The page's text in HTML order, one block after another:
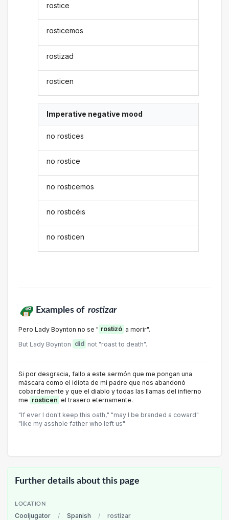
rostice
rosticemos
rostizad
rosticen
Imperative negative mood
no rostices
no rostice
no rosticemos
no rosticéis
no rosticen
Examples of rostizar
Pero Lady Boynton no se " rostizó a morir".
But Lady Boynton did not "roast to death".
Si por desgracia, fallo a este sermón que me pongan una
máscara como el idiota de mi padre que nos abandonó
cobardemente y que el diablo y todas las llamas del infierno
me rosticen el trasero eternamente.
"If ever I don't keep this oath," "may I be branded a coward"
"like my asshole father who left us"
Further details about this page
LOCATION
Cooljugator / Spanish / rostizar